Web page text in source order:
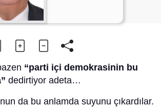
“parti içi demokrasinin bu
dedirtiyor adeta…
da bu anlamda suyunu çıkardılar.